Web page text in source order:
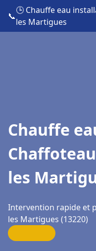
📞
🕒 Chauffe eau
les Martigues
Chauffe
les
Intervention rapide et
les Martigues (13220)